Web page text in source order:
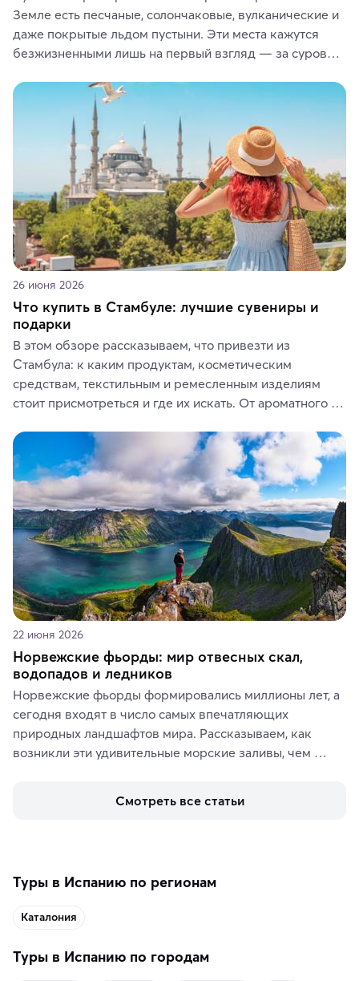
Земле есть песчаные, солончаковые, вулканические и
даже покрытые льдом пустыни. Эти места кажутся
безжизненными лишь на первый взгляд — за суровой
животные и маршруты, которые дарят одни из самых
ярких впечатлений от путешествий.
26 июня 2026
Что купить в Стамбуле: лучшие сувениры и
подарки
В этом обзоре рассказываем, что привезти из
Стамбула: к каким продуктам, косметическим
средствам, текстильным и ремесленным изделиям
стоит присмотреться и где их искать. От ароматного
керамики и изделий из кожи на турецких рынках и в
аутентичных лавках — в подарок близким или себе на
память о путешествии.
22 июня 2026
Норвежские фьорды: мир отвесных скал,
водопадов и ледников
Норвежские фьорды формировались миллионы лет, а
сегодня входят в число самых впечатляющих
природных ландшафтов мира. Рассказываем, как
возникли эти удивительные морские заливы, чем
включить в маршрут по Норвегии.
Смотреть все статьи
Туры в Испанию по регионам
Каталония
Туры в Испанию по городам